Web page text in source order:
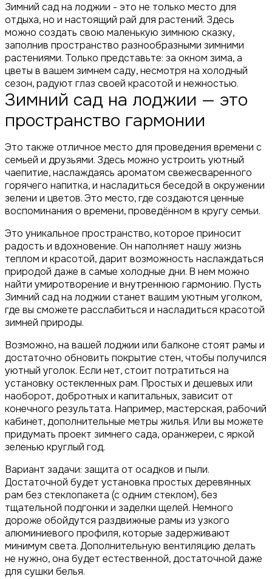
Зимний сад на лоджии - это не только место для
отдыха, но и настоящий рай для растений. Здесь
можно создать свою маленькую зимнюю сказку,
заполнив пространство разнообразными зимними
растениями. Только представьте: за окном зима, а
цветы в вашем зимнем саду, несмотря на холодный
сезон, радуют глаз своей красотой и нежностью.
Зимний сад на лоджии — это
пространство гармонии
Это также отличное место для проведения времени с
семьей и друзьями. Здесь можно устроить уютный
чаепитие, наслаждаясь ароматом свежесваренного
горячего напитка, и насладиться беседой в окружении
зелени и цветов. Это место, где создаются ценные
воспоминания о времени, проведённом в кругу семьи.
Это уникальное пространство, которое приносит
радость и вдохновение. Он наполняет нашу жизнь
теплом и красотой, дарит возможность наслаждаться
природой даже в самые холодные дни. В нем можно
найти умиротворение и внутреннюю гармонию. Пусть
Зимний сад на лоджии станет вашим уютным уголком,
где вы сможете расслабиться и насладиться красотой
зимней природы.
Возможно, на вашей лоджии или балконе стоят рамы и
достаточно обновить покрытие стен, чтобы получился
уютный уголок. Если нет, стоит потратиться на
установку остекленных рам. Простых и дешевых или
наоборот, добротных и капитальных, зависит от
конечного результата. Например, мастерская, рабочий
кабинет, дополнительные метры жилья. Или вы можете
придумать проект зимнего сада, оранжереи, с яркой
зеленью круглый год.
Вариант задачи: защита от осадков и пыли.
Достаточной будет установка простых деревянных
рам без стеклопакета (с одним стеклом), без
тщательной подгонки и заделки щелей. Немного
дороже обойдутся раздвижные рамы из узкого
алюминиевого профиля, которые задерживают
минимум света. Дополнительную вентиляцию делать
не нужно, она будет естественной, достаточной даже
для сушки белья.